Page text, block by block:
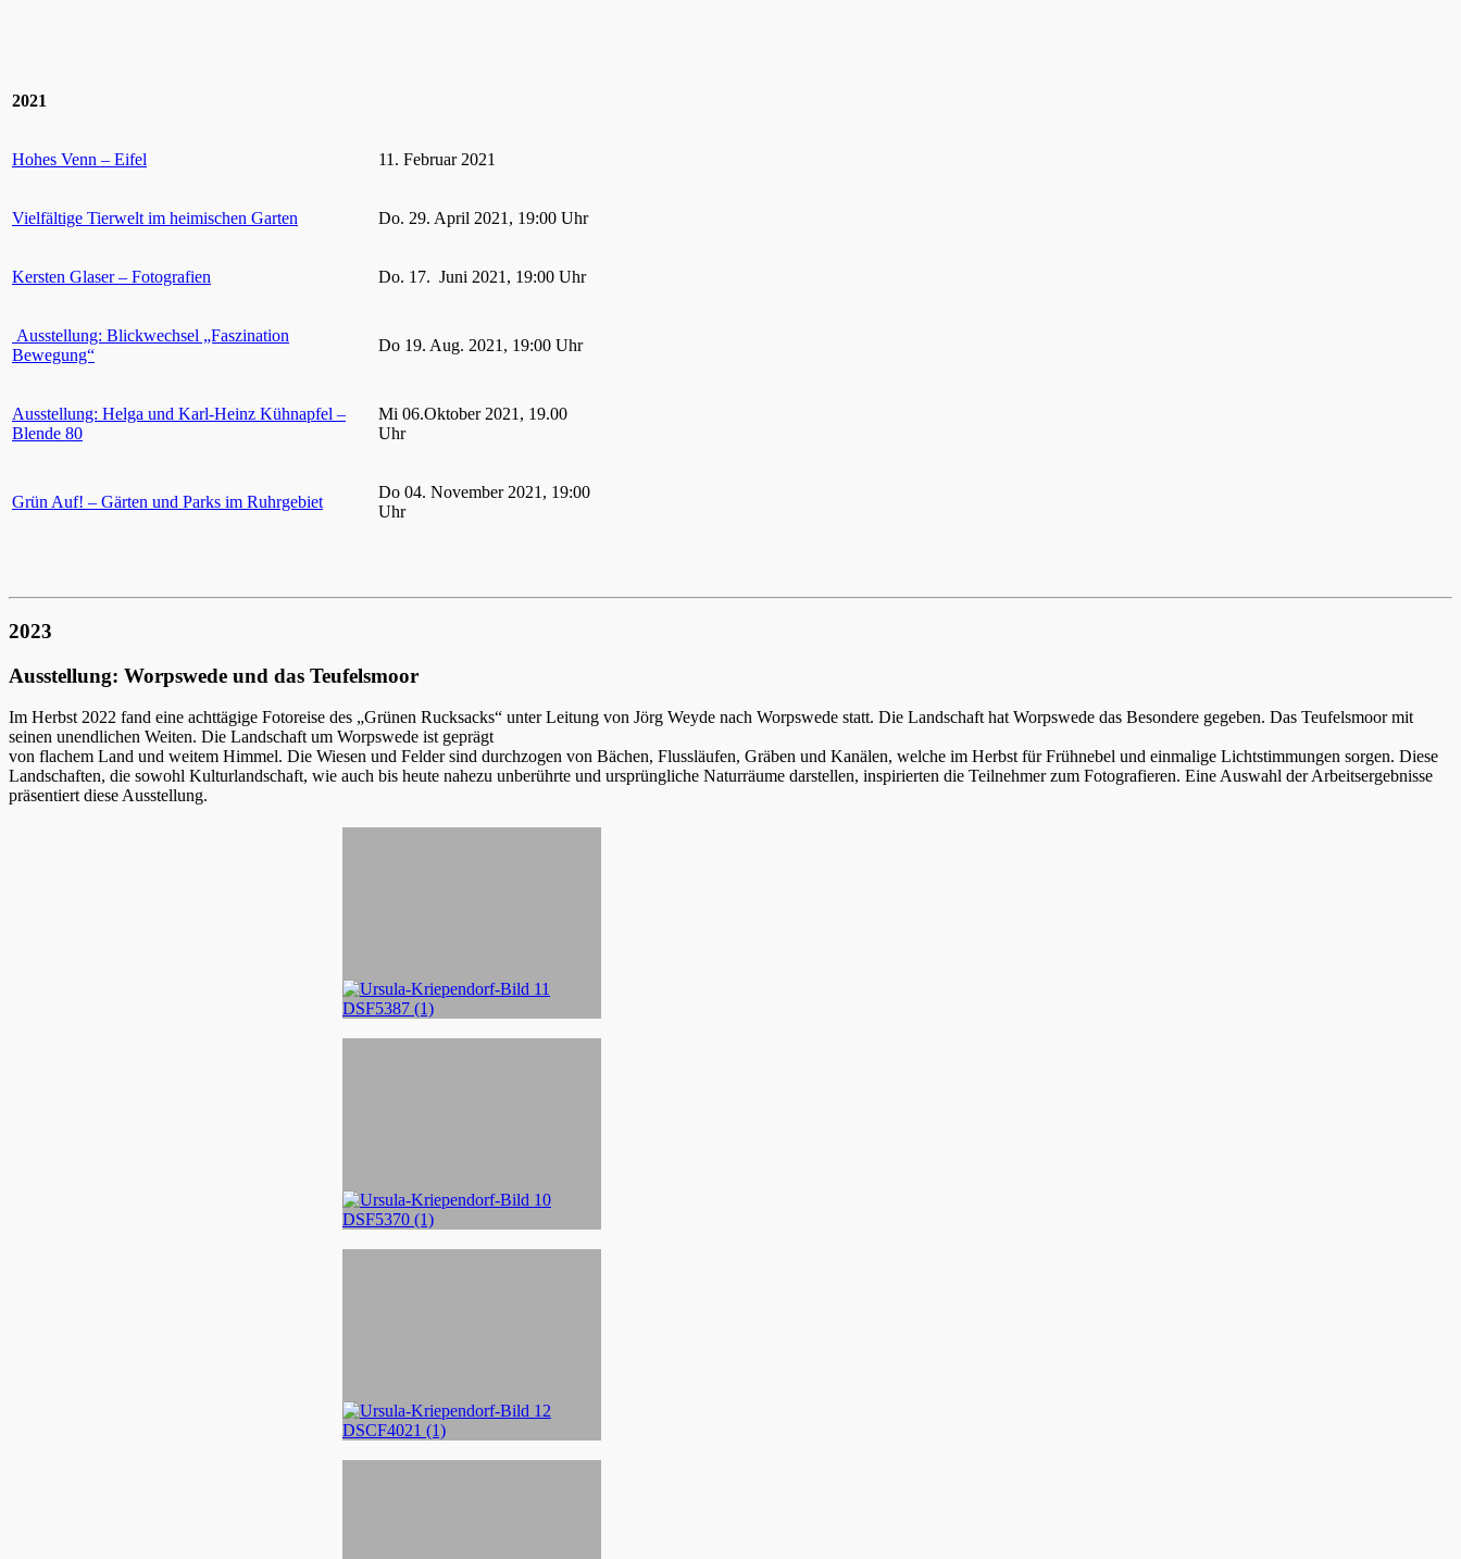
2021
Hohes Venn – Eifel 11. Februar 2021
Vielfältige Tierwelt im heimischen Garten Do. 29. April 2021, 19:00 Uhr
Kersten Glaser – Fotografien Do. 17. Juni 2021, 19:00 Uhr
Ausstellung: Blickwechsel „Faszination
Bewegung“
Do 19. Aug. 2021, 19:00 Uhr
Ausstellung: Helga und Karl-Heinz Kühnapfel –
Blende 80
Mi 06.Oktober 2021, 19.00
Uhr
Grün Auf! – Gärten und Parks im Ruhrgebiet
Do 04. November 2021, 19:00
Uhr
2023
Ausstellung: Worpswede und das Teufelsmoor
Im Herbst 2022 fand eine achttägige Fotoreise des „Grünen Rucksacks“ unter Leitung von Jörg Weyde nach Worpswede statt. Die Landschaft hat Worpswede das Besondere gegeben. Das Teufelsmoor mit
seinen unendlichen Weiten. Die Landschaft um Worpswede ist geprägt
von flachem Land und weitem Himmel. Die Wiesen und Felder sind durchzogen von Bächen, Flussläufen, Gräben und Kanälen, welche im Herbst für Frühnebel und einmalige Lichtstimmungen sorgen. Diese
Landschaften, die sowohl Kulturlandschaft, wie auch bis heute nahezu unberührte und ursprüngliche Naturräume darstellen, inspirierten die Teilnehmer zum Fotografieren. Eine Auswahl der Arbeitsergebnisse
präsentiert diese Ausstellung.